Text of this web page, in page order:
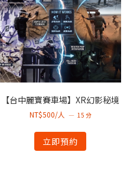
【台中麗寶賽車場】XR幻影秘境
NT$500/人 15 分
立即預約